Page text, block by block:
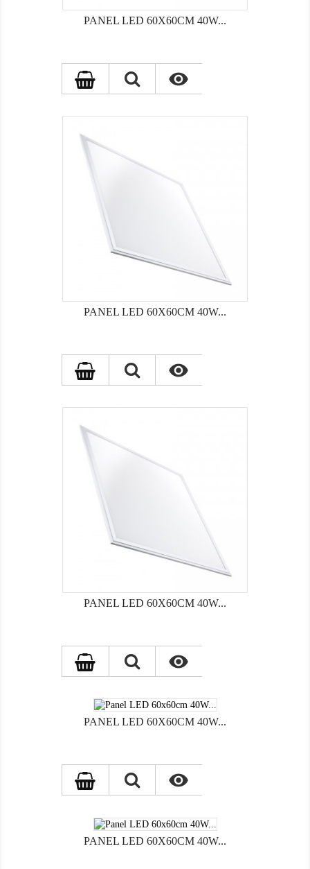
PANEL LED 60X60CM 40W...

PANEL LED 60X60CM 40W...

PANEL LED 60X60CM 40W...

PANEL LED 60X60CM 40W...

PANEL LED 60X60CM 40W...